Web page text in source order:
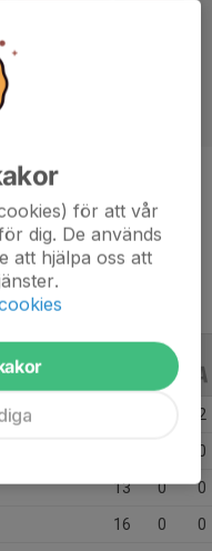
2
0
13 0 0
16 0 0
för att vår
dig. De används
att hjälpa oss att